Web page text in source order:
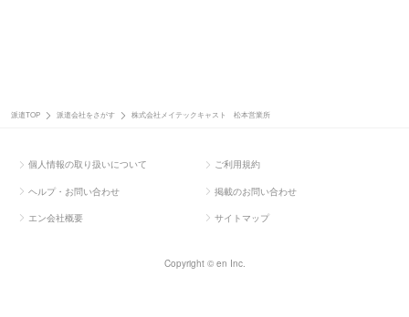
派遣TOP 派遣会社をさがす 株式会社メイテックキャスト 松本営業所
個人情報の取り扱いについて ご利用規約
ヘルプ・お問い合わせ 掲載のお問い合わせ
エン会社概要 サイトマップ
Copyright © en Inc.